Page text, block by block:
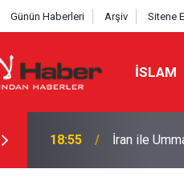
Günün Haberleri Arşiv Sitene
İSLAM
16:09 Ensarullah'a